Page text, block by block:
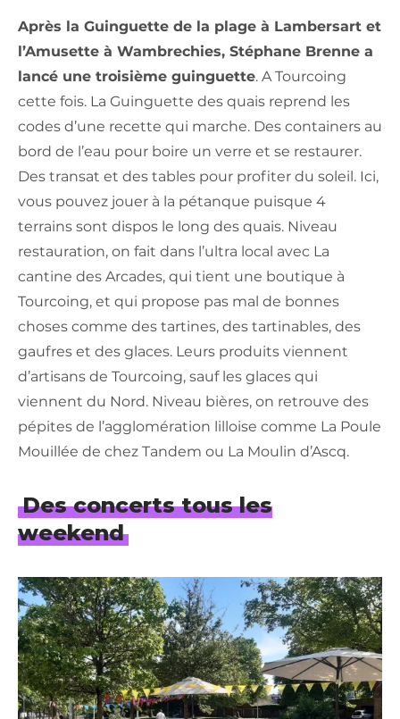
Après la Guinguette de la plage à Lambersart et
l’Amusette à Wambrechies, Stéphane Brenne a
lancé une troisième guinguette. A Tourcoing
cette fois. La Guinguette des quais reprend les
codes d’une recette qui marche. Des containers au
bord de l’eau pour boire un verre et se restaurer.
Des transat et des tables pour profiter du soleil. Ici,
vous pouvez jouer à la pétanque puisque 4
terrains sont dispos le long des quais. Niveau
restauration, on fait dans l’ultra local avec La
cantine des Arcades, qui tient une boutique à
Tourcoing, et qui propose pas mal de bonnes
choses comme des tartines, des tartinables, des
gaufres et des glaces. Leurs produits viennent
d’artisans de Tourcoing, sauf les glaces qui
viennent du Nord. Niveau bières, on retrouve des
pépites de l’agglomération lilloise comme La Poule
Mouillée de chez Tandem ou La Moulin d’Ascq.
Des concerts tous les
weekend